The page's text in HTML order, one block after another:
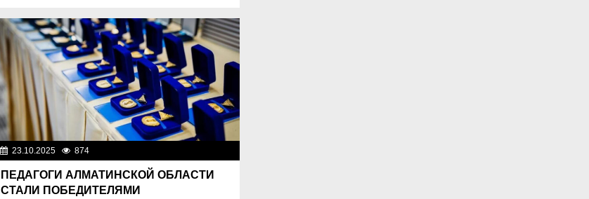
23.10.2025 874
ПЕДАГОГИ АЛМАТИНСКОЙ ОБЛАСТИ
СТАЛИ ПОБЕДИТЕЛЯМИ